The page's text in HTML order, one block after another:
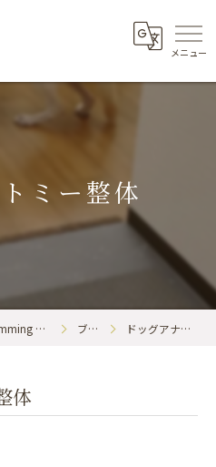
ミー整体
瑞穂区のペットサロンならTrimming & BodyCare COCORISH ブログ ドッグアナトミー整体
体